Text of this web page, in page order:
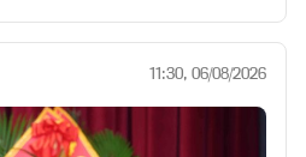
11:30, 06/08/2026